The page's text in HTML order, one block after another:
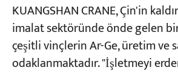
KUANGSHAN CRANE, Çin'in
imalat sektöründe önde gelen
çeşitli vinçlerin Ar-Ge, üretim ve
odaklanmaktadır. "İşletmeyi